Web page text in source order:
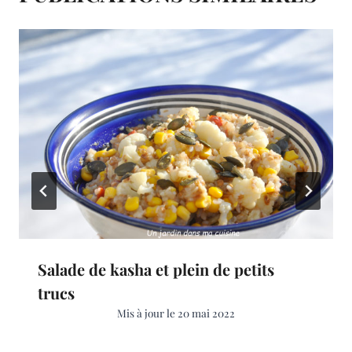
Salade de kasha et plein de petits
trucs
Mis à jour le 20 mai 2022